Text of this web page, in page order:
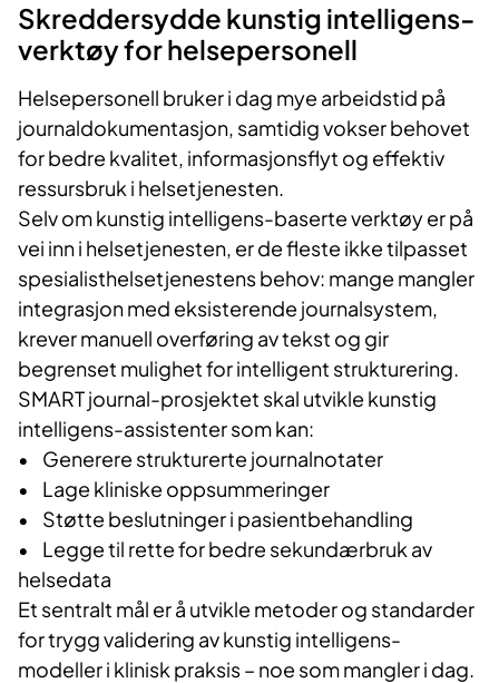
Skreddersydde kunstig intelligens-
verktøy for helsepersonell
Helsepersonell bruker i dag mye arbeidstid på
journaldokumentasjon, samtidig vokser behovet
for bedre kvalitet, informasjonsflyt og effektiv
ressursbruk i helsetjenesten.
Selv om kunstig intelligens-baserte verktøy er på
vei inn i helsetjenesten, er de fleste ikke tilpasset
spesialisthelsetjenestens behov: mange mangler
integrasjon med eksisterende journalsystem,
krever manuell overføring av tekst og gir
begrenset mulighet for intelligent strukturering.
SMART journal-prosjektet skal utvikle kunstig
intelligens-assistenter som kan:
• Generere strukturerte journalnotater
• Lage kliniske oppsummeringer
• Støtte beslutninger i pasientbehandling
• Legge til rette for bedre sekundærbruk av
helsedata
Et sentralt mål er å utvikle metoder og standarder
for trygg validering av kunstig intelligens-
modeller i klinisk praksis – noe som mangler i dag.